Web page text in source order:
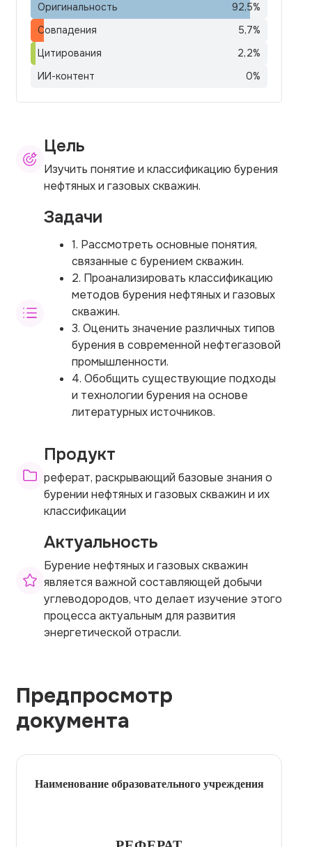
Оригинальность 92,5%
Совпадения
5,7%
Цитирования
2,2%
ИИ-контент
0%
Цель
Изучить понятие и классификацию бурения
нефтяных и газовых скважин.
Задачи
1. Рассмотреть основные понятия,
связанные с бурением скважин.
2. Проанализировать классификацию
методов бурения нефтяных и газовых
скважин.
3. Оценить значение различных типов
бурения в современной нефтегазовой
промышленности.
4. Обобщить существующие подходы
и технологии бурения на основе
литературных источников.
Продукт
реферат, раскрывающий базовые знания о
бурении нефтяных и газовых скважин и их
классификации
Актуальность
Бурение нефтяных и газовых скважин
является важной составляющей добычи
углеводородов, что делает изучение этого
процесса актуальным для развития
энергетической отрасли.
Предпросмотр
документа
Наименование образовательного учреждения